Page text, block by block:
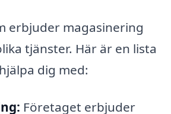
erbjuder magasinering
tjänster. Här är en lista
dig med:
Företaget erbjuder